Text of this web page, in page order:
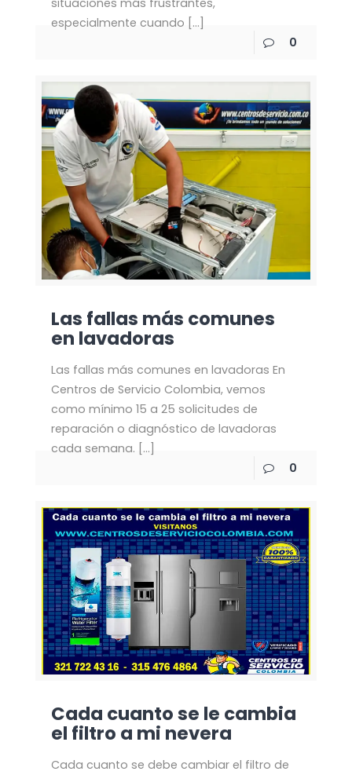
situaciones más frustrantes,
especialmente cuando […]
0
Las fallas más comunes
en lavadoras
Las fallas más comunes en lavadoras En
Centros de Servicio Colombia, vemos
como mínimo 15 a 25 solicitudes de
reparación o diagnóstico de lavadoras
cada semana. […]
0
Cada cuanto se le cambia
el filtro a mi nevera
Cada cuanto se debe cambiar el filtro de